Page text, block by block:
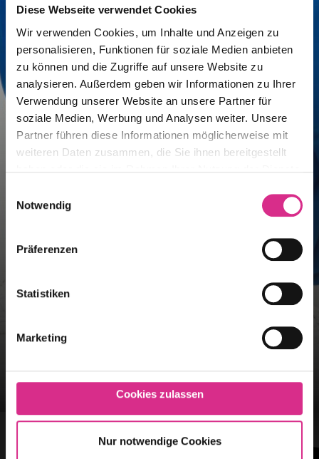
Diese Webseite verwendet Cookies
Wir verwenden Cookies, um Inhalte und Anzeigen zu
personalisieren, Funktionen für soziale Medien anbieten
zu können und die Zugriffe auf unsere Website zu
analysieren. Außerdem geben wir Informationen zu Ihrer
Verwendung unserer Website an unsere Partner für
soziale Medien, Werbung und Analysen weiter. Unsere
Partner führen diese Informationen möglicherweise mit
weiteren Daten zusammen, die Sie ihnen bereitgestellt
Notwendig
Präferenzen
Statistiken
Marketing
Cookies zulassen
Nur notwendige Cookies
FANTASY